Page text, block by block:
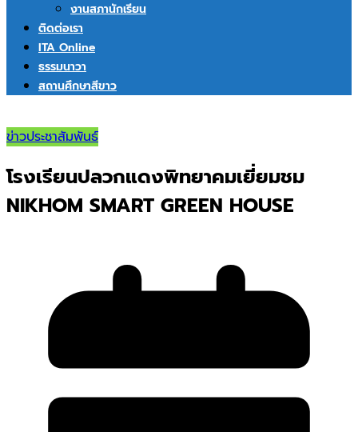
งานสภานักเรียน
ติดต่อเรา
ITA Online
ธรรมนาวา
สถานศึกษาสีขาว
ข่าวประชาสัมพันธ์
โรงเรียนปลวกแดงพิทยาคมเยี่ยมชม
NIKHOM SMART GREEN HOUSE